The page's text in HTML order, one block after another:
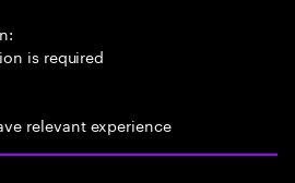
is required
relevant experience